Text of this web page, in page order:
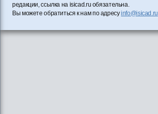
редакции, ссылка на isicad.ru обязательна.
Вы можете обратиться к нам по адресуinfo@isicad.ru